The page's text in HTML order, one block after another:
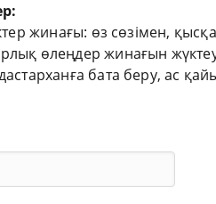
жинағы: өз сөзімен,
өлеңдер жинағын
бата беру, ас